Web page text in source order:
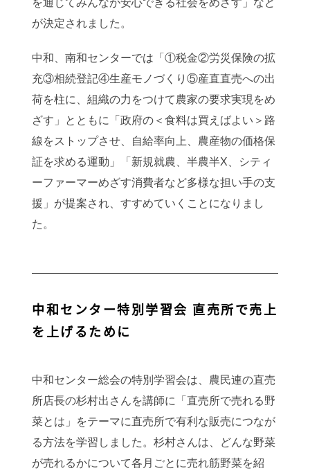
を通じてみんなが安心できる社会をめざす」など
が決定されました。
中和、南和センターでは「①税金②労災保険の拡
充③相続登記④生産モノづくり⑤産直直売への出
荷を柱に、組織の力をつけて農家の要求実現をめ
ざす」とともに「政府の＜食料は買えばよい＞路
線をストップさせ、自給率向上、農産物の価格保
証を求める運動」「新規就農、半農半X、シティ
ーファーマーめざす消費者など多様な担い手の支
援」が提案され、すすめていくことになりまし
た。
中和センター特別学習会 直売所で売上
を上げるために
中和センター総会の特別学習会は、農民連の直売
所店長の杉村出さんを講師に「直売所で売れる野
菜とは」をテーマに直売所で有利な販売につなが
る方法を学習しました。杉村さんは、どんな野菜
が売れるかについて各月ごとに売れ筋野菜を紹